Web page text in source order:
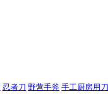
忍者刀 野营手斧 手工厨房用刀